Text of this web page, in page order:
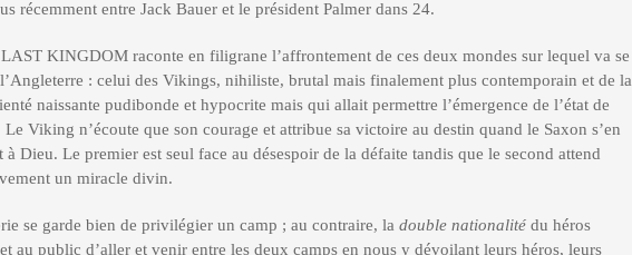
récemment entre Jack Bauer et le président Palmer dans 24.
KINGDOM raconte en filigrane l’affrontement de ces deux mondes sur lequel va se
: celui des Vikings, nihiliste, brutal mais finalement plus contemporain et de la
naissante pudibonde et hypocrite mais qui allait permettre l’émergence de l’état de
Viking n’écoute que son courage et attribue sa victoire au destin quand le Saxon s’en
à Dieu. Le premier est seul face au désespoir de la défaite tandis que le second attend
un miracle divin.
se garde bien de privilégier un camp ; au contraire, la double nationalité du héros
au public d’aller et venir entre les deux camps en nous y dévoilant leurs héros, leurs